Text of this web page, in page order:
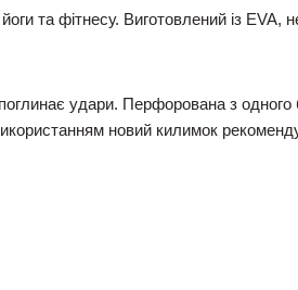
та фітнесу. Виготовлений із EVA,
удари. Перфорована з одного
новий килимок